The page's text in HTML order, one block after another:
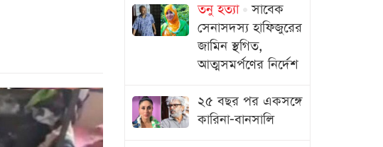
তনু হত্যা
সাবেক
সেনাসদস্য হাফিজুরের
জামিন স্থগিত,
আত্মসমর্পণের নির্দেশ
২৫ বছর পর একসঙ্গে
কারিনা-বানসালি